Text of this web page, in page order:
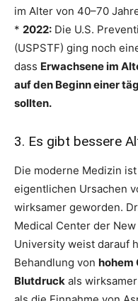
im Alter von 40–70
* 2022: Die U.S.
(USPSTF) ging noch
dass Erwachsene im
auf den Beginn einer
sollten.
3. Es gibt bessere
Die moderne Medizin
eigentlichen Ursachen
wirksamer geworden.
Medical Center der
University weist darauf
Behandlung von hohem
Blutdruck als